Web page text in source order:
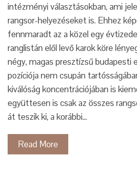
intézményi választásokban, ami
rangsor-helyezéseket is. Ehhez
fennmaradt az a közel egy
ranglistán elől levő karok köre
négy, magas presztízsű budapesti
pozíciója nem csupán
kiválóság koncentrációjában is
együttesen is csak az összes
át teszik ki, a korábbi…
Read More